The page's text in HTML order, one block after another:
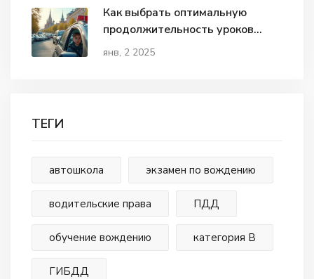
Как выбрать оптимальную
продолжительность уроков
вождения: 1 или 2 часа?
янв, 2 2025
ТЕГИ
автошкола экзамен по вождению
водительские права ПДД
обучение вождению категория В
ГИБДД